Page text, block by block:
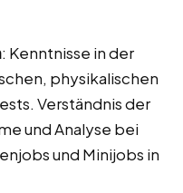
: Kenntnisse in der
physikalischen
Verständnis der
und Analyse bei
und Minijobs in